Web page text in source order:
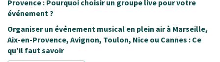
Provence : Pourquoi choisir un groupe live pour votre
événement ?
Organiser un événement musical en plein air à Marseille,
Aix-en-Provence, Avignon, Toulon, Nice ou Cannes : Ce
qu’il faut savoir